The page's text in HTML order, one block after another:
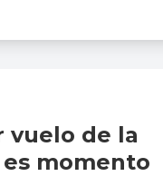
vuelo de la
momento